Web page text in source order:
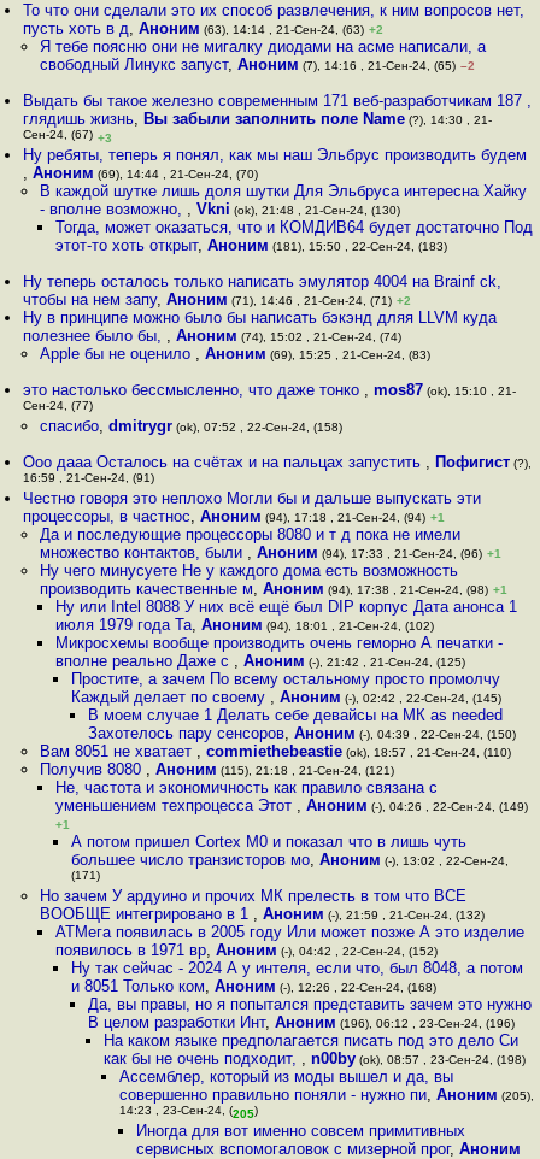
То что они сделали это их способ развлечения, к ним вопросов нет,
пусть хоть в д,Аноним (63), 14:14 , 21-Сен-24, (63) +2
Я тебе поясню они не мигалку диодами на асме написали, а
свободный Линукс запуст, Аноним (7), 14:16 , 21-Сен-24, (65) –2
Выдать бы такое железно современным 171 веб-разработчикам 187 ,
глядишь жизнь, Вы забыли заполнить поле Name (?), 14:30 , 21-
Сен-24, (67) +3
Ну ребяты, теперь я понял, как мы наш Эльбрус производить будем
,Аноним (69), 14:44 , 21-Сен-24, (70)
В каждой шутке лишь доля шутки Для Эльбруса интересна Хайку
- вполне возможно, , Vkni (ok), 21:48 , 21-Сен-24, (130)
Тогда, может оказаться, что и КОМДИВ64 будет достаточно Под
этот-то хоть открыт, Аноним (181), 15:50 , 22-Сен-24, (183)
Ну теперь осталось только написать эмулятор 4004 на Brainf ck,
чтобы на нем запу,Аноним (71), 14:46 , 21-Сен-24, (71) +2
Ну в принципе можно было бы написать бэкэнд дляя LLVM куда
полезнее было бы, ,Аноним (74), 15:02 , 21-Сен-24, (74)
Apple бы не оценило , Аноним (69), 15:25 , 21-Сен-24, (83)
это настолько бессмысленно, что даже тонко ,mos87 (ok), 15:10 , 21-
Сен-24, (77)
спасибо, dmitrygr(ok), 07:52 , 22-Сен-24, (158)
Ооо дааа Осталось на счётах и на пальцах запустить , Пофигист (?),
16:59 , 21-Сен-24, (91)
Честно говоря это неплохо Могли бы и дальше выпускать эти
процессоры, в частнос,Аноним (94), 17:18 , 21-Сен-24, (94) +1
Да и последующие процессоры 8080 и т д пока не имели
множество контактов, были , Аноним (94), 17:33 , 21-Сен-24, (96) +1
Ну чего минусуете Не у каждого дома есть возможность
производить качественные м, Аноним (94), 17:38 , 21-Сен-24, (98) +1
Ну или Intel 8088 У них всё ещё был DIP корпус Дата анонса 1
июля 1979 года Та, Аноним (94), 18:01 , 21-Сен-24, (102)
Микросхемы вообще производить очень геморно А печатки -
вполне реально Даже с , Аноним (-), 21:42 , 21-Сен-24, (125)
Простите, а зачем По всему остальному просто промолчу
Каждый делает по своему ,Аноним (-), 02:42 , 22-Сен-24, (145)
В моем случае 1 Делать себе девайсы на МК as needed
Захотелось пару сенсоров, Аноним (-), 04:39 , 22-Сен-24, (150)
Вам 8051 не хватает , commiethebeastie(ok), 18:57 , 21-Сен-24, (110)
Получив 8080 , Аноним (115), 21:18 , 21-Сен-24, (121)
Не, частота и экономичность как правило связана с
уменьшением техпроцесса Этот , Аноним (-), 04:26 , 22-Сен-24, (149)
+1
А потом пришел Cortex M0 и показал что в лишь чуть
большее число транзисторов мо,Аноним (-), 13:02 , 22-Сен-24,
(171)
Но зачем У ардуино и прочих МК прелесть в том что ВСЕ
ВООБЩЕ интегрировано в 1 , Аноним (-), 21:59 , 21-Сен-24, (132)
АТМега появилась в 2005 году Или может позже А это изделие
появилось в 1971 вр, Аноним (-), 04:42 , 22-Сен-24, (152)
Ну так сейчас - 2024 А у интеля, если что, был 8048, а потом
и 8051 Только ком,Аноним (-), 12:26 , 22-Сен-24, (168)
Да, вы правы, но я попытался представить зачем это нужно
В целом разработки Инт, Аноним (196), 06:12 , 23-Сен-24, (196)
На каком языке предполагается писать под это дело Си
как бы не очень подходит, , n00by(ok), 08:57 , 23-Сен-24, (198)
Ассемблер, который из моды вышел и да, вы
совершенно правильно поняли - нужно пи,Аноним (205),
14:23 , 23-Сен-24, (205)
Иногда для вот именно совсем примитивных
сервисных вспомогаловок с мизерной прог, Аноним